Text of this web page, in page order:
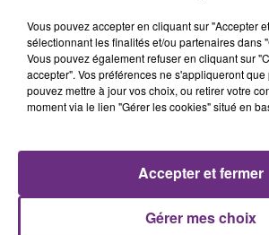
CHAPPELL ROAN
Good Luck, Babe! Le
Vous pouvez accepter en cliquant sur "Accepter
sélectionnant les finalités et/ou partenaires dans
Vous pouvez également refuser en cliquant sur
accepter". Vos préférences ne s'appliqueront que
pouvez mettre à jour vos choix, ou retirer votre
moment via le lien "Gérer les cookies" situé en
Gérer mes choix
Accepter et fermer